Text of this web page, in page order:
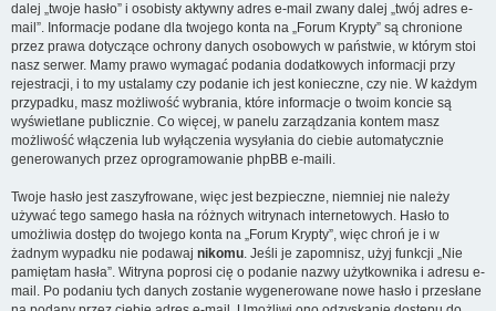
dalej „twoje hasło” i osobisty aktywny adres e-mail zwany dalej „twój adres e-
mail”. Informacje podane dla twojego konta na „Forum Krypty” są chronione
przez prawa dotyczące ochrony danych osobowych w państwie, w którym stoi
nasz serwer. Mamy prawo wymagać podania dodatkowych informacji przy
rejestracji, i to my ustalamy czy podanie ich jest konieczne, czy nie. W każdym
przypadku, masz możliwość wybrania, które informacje o twoim koncie są
wyświetlane publicznie. Co więcej, w panelu zarządzania kontem masz
możliwość włączenia lub wyłączenia wysyłania do ciebie automatycznie
generowanych przez oprogramowanie phpBB e-maili.
Twoje hasło jest zaszyfrowane, więc jest bezpieczne, niemniej nie należy
używać tego samego hasła na różnych witrynach internetowych. Hasło to
umożliwia dostęp do twojego konta na „Forum Krypty”, więc chroń je i w
żadnym wypadku nie podawaj nikomu. Jeśli je zapomnisz, użyj funkcji „Nie
pamiętam hasła”. Witryna poprosi cię o podanie nazwy użytkownika i adresu e-
mail. Po podaniu tych danych zostanie wygenerowane nowe hasło i przesłane